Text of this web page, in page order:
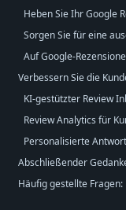
Heben Sie Ihr Google
Sorgen Sie für eine
Auf Google-
Verbessern Sie die
KI-gestützter Review
Review Analytics für
Personalisierte
Abschließender
Häufig gestellte Fragen: